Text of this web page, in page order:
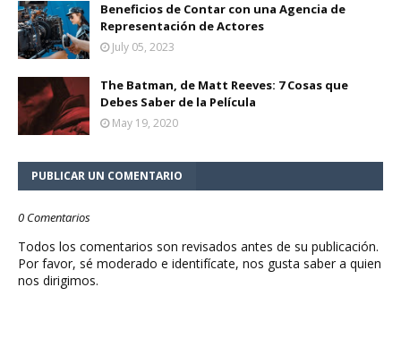
Beneficios de Contar con una Agencia de
Representación de Actores
July 05, 2023
The Batman, de Matt Reeves: 7 Cosas que
Debes Saber de la Película
May 19, 2020
PUBLICAR UN COMENTARIO
0 Comentarios
Todos los comentarios son revisados antes de su publicación.
Por favor, sé moderado e identifícate, nos gusta saber a quien
nos dirigimos.